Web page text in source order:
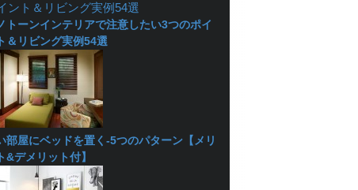
トーンインテリアで注意したい3つのポイ
＆リビング実例54選
部屋にベッドを置く-5つのパターン【メリ
&デメリット付】